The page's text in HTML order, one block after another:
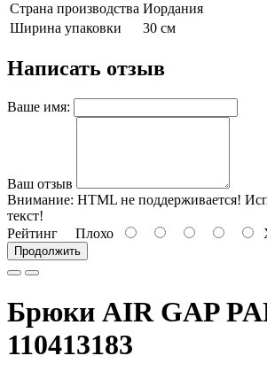
Страна производства Иордания
Ширина упаковки
30 см
Написать отзыв
Ваше имя:
Ваш отзыв
Внимание: HTML не поддерживается!
текст!
Рейтинг Плохо
Продолжить
Брюки AIR GAP
110413183